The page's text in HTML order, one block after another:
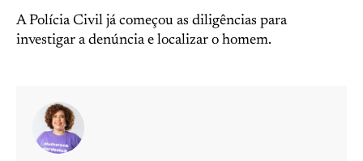
A Polícia Civil já começou as diligências para
investigar a denúncia e localizar o homem.